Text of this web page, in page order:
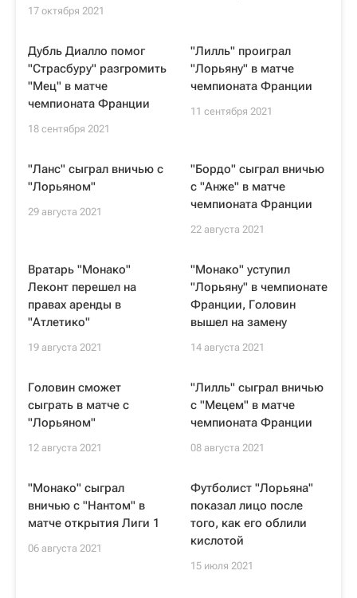
17 октября 2021
Дубль Диалло помог
"Страсбуру" разгромить
"Мец" в матче
чемпионата Франции
18 сентября 2021
"Лилль" проиграл
"Лорьяну" в матче
чемпионата Франции
11 сентября 2021
"Ланс" сыграл вничью с
"Лорьяном"
29 августа 2021
"Бордо" сыграл вничью
с "Анже" в матче
чемпионата Франции
22 августа 2021
Вратарь "Монако"
Леконт перешел на
правах аренды в
"Атлетико"
19 августа 2021
"Монако" уступил
"Лорьяну" в чемпионате
Франции, Головин
вышел на замену
14 августа 2021
Головин сможет
сыграть в матче с
"Лорьяном"
12 августа 2021
"Лилль" сыграл вничью
с "Мецем" в матче
чемпионата Франции
08 августа 2021
"Монако" сыграл
вничью с "Нантом" в
матче открытия Лиги 1
06 августа 2021
Футболист "Лорьяна"
показал лицо после
того, как его облили
кислотой
15 июля 2021